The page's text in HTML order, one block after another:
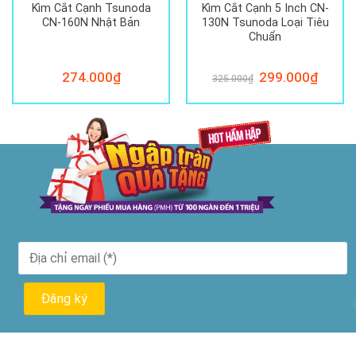
Kìm Cắt Cạnh Tsunoda
CN-160N Nhật Bản
274.000₫
Kìm Cắt Cạnh 5 Inch CN-
130N Tsunoda Loại Tiêu
Chuẩn
325.000₫ Giá
gốc
325.000₫.
299.000₫Giá
là: